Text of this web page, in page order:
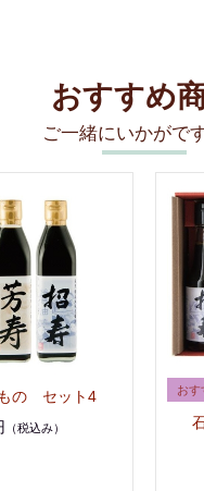
おすすめ
ご一緒にいかがで
の セット4
（税込み）